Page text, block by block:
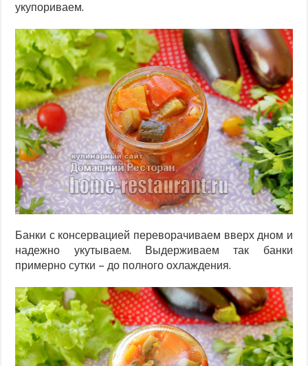
укупориваем.
Банки с консервацией переворачиваем вверх дном и
надежно укутываем. Выдерживаем так банки
примерно сутки – до полного охлаждения.